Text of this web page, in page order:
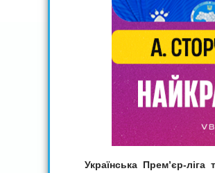
Українська Прем’єр-